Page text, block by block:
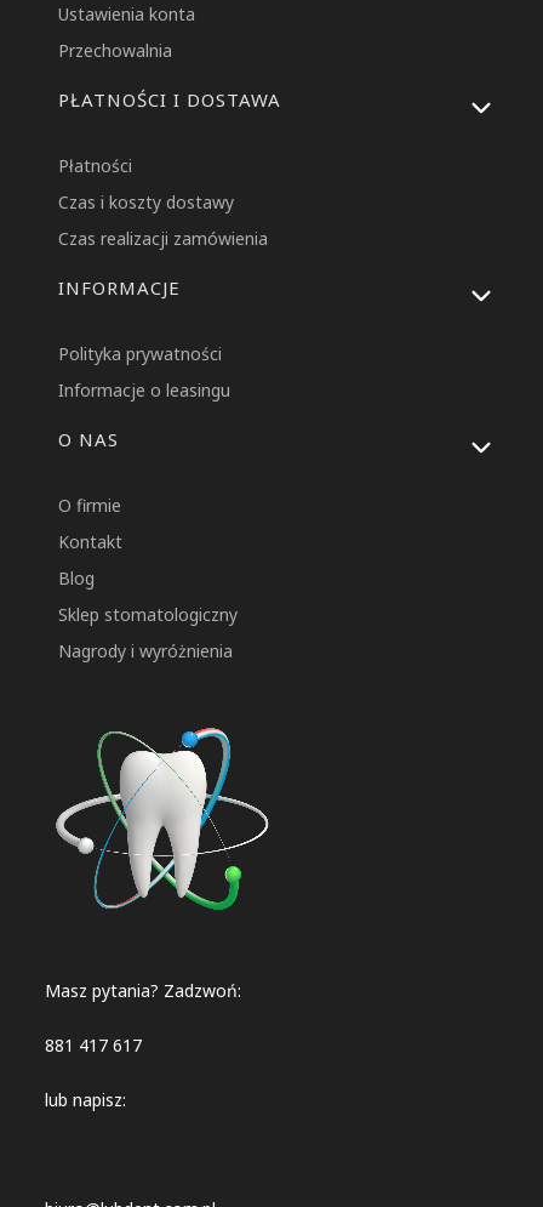
Ustawienia konta
Przechowalnia
PŁATNOŚCI I DOSTAWA
Płatności
Czas i koszty dostawy
Czas realizacji zamówienia
INFORMACJE
Polityka prywatności
Informacje o leasingu
O NAS
O firmie
Kontakt
Blog
Sklep stomatologiczny
Nagrody i wyróżnienia
Masz pytania? Zadzwoń:
881 417 617
lub napisz: